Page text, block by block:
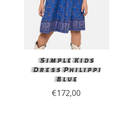
Simple Kids
Dress Philippi
Blue
€172,00